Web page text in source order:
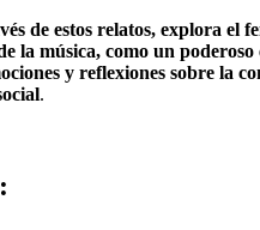
de estos relatos, explora el
la música, como un
y reflexiones sobre la
.